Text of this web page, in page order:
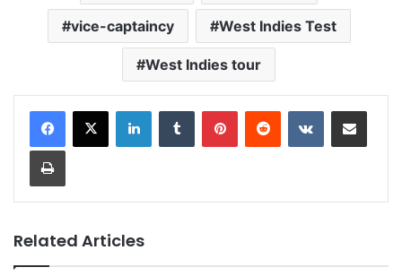
vice-captaincy West Indies Test
West Indies tour
LinkedInTumblr PinterestReddit VKontakteShare via Email
Print
Related Articles